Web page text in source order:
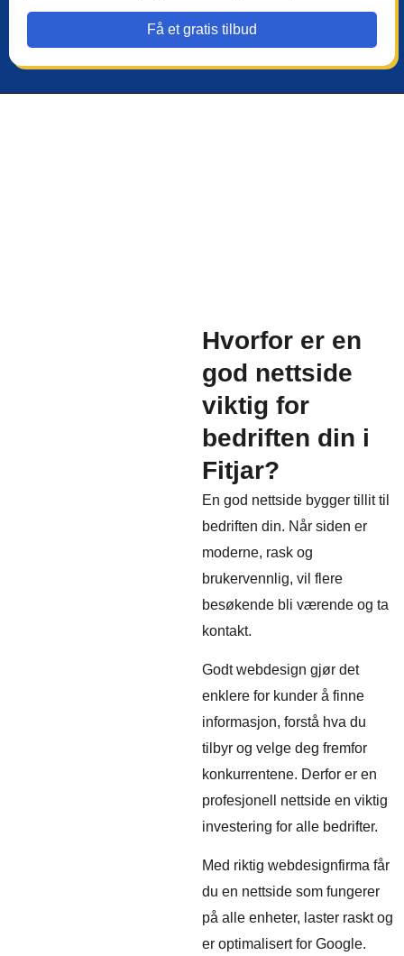
Få et gratis tilbud
Hvorfor er en
god nettside
viktig for
bedriften din i
Fitjar?
En god nettside bygger tillit til
bedriften din. Når siden er
moderne, rask og
brukervennlig, vil flere
besøkende bli værende og ta
kontakt.
Godt webdesign gjør det
enklere for kunder å finne
informasjon, forstå hva du
tilbyr og velge deg fremfor
konkurrentene. Derfor er en
profesjonell nettside en viktig
investering for alle bedrifter.
Med riktig webdesignfirma får
du en nettside som fungerer
på alle enheter, laster raskt og
er optimalisert for Google.